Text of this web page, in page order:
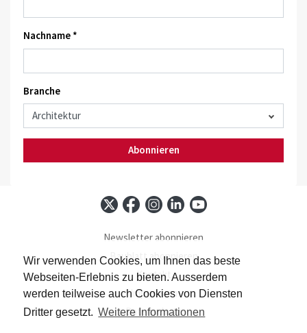
Wir verwenden Cookies, um Ihnen das beste
Webseiten-Erlebnis zu bieten. Ausserdem
werden teilweise auch Cookies von Diensten
Dritter gesetzt. Weitere Informationen
Nachname *
Branche
Abonnieren
Newsletter abonnieren
Baublatt abonnieren
Kontakt
Impressum
Datenschutz